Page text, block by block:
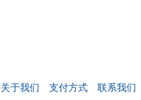
关于我们 支付方式 联系我们